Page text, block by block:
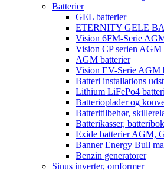
Batterier
GEL batterier
ETERNITY GELE
Vision 6FM-Serie
Vision CP serien AGM
AGM batterier
Vision EV-Serie AGM
Batteri installations
Lithium LiFePo4
Batterioplader og
Batteritilbehør,
Batterikasser,
Exide batterier AGM,
Banner Energy Bull
Benzin generatorer
Sinus inverter, omformer